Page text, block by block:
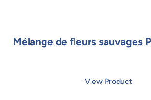
Mélange de fleurs sauvages
View Product